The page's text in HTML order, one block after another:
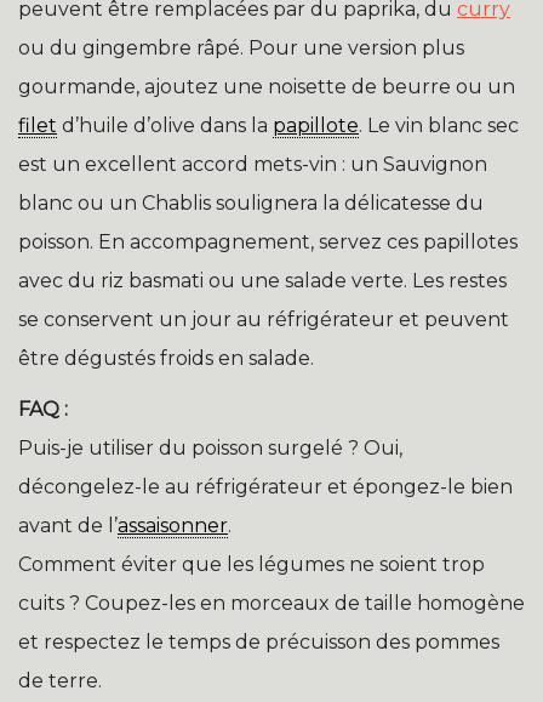
peuvent être remplacées par du paprika, du curry
ou du gingembre râpé. Pour une version plus
gourmande, ajoutez une noisette de beurre ou un
filet d’huile d’olive dans la papillote. Le vin blanc sec
est un excellent accord mets-vin : un Sauvignon
blanc ou un Chablis soulignera la délicatesse du
poisson. En accompagnement, servez ces papillotes
avec du riz basmati ou une salade verte. Les restes
se conservent un jour au réfrigérateur et peuvent
être dégustés froids en salade.
FAQ :
Puis-je utiliser du poisson surgelé ? Oui,
décongelez-le au réfrigérateur et épongez-le bien
avant de l’assaisonner.
Comment éviter que les légumes ne soient trop
cuits ? Coupez-les en morceaux de taille homogène
et respectez le temps de précuisson des pommes
de terre.